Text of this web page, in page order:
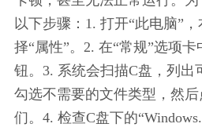
以下步骤：1. 打开“此电脑”
择“属性”。2. 在“常规”选项
钮。3. 系统会扫描C盘，列出
勾选不需要的文件类型，然后
们。4. 检查C盘下的